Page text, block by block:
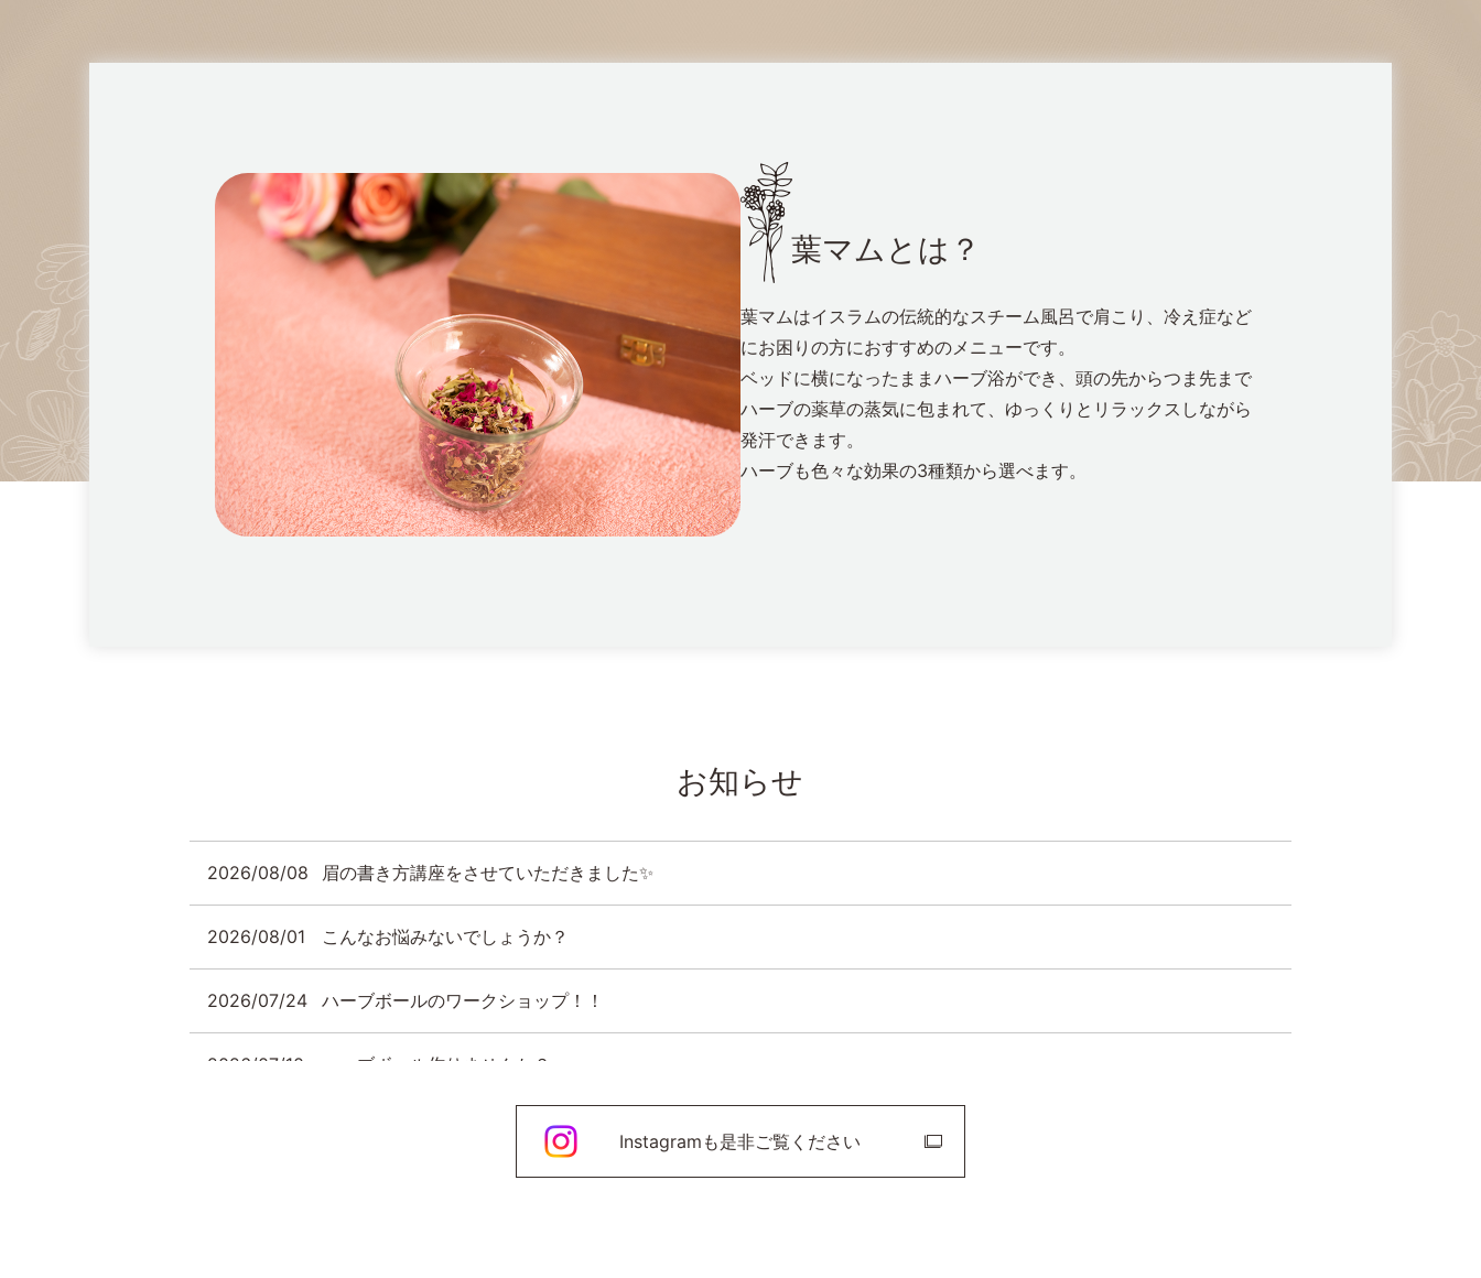
葉マムとは？
葉マムはイスラムの伝統的なスチーム風呂で肩こり、冷え症など
にお困りの方におすすめのメニューです。
ベッドに横になったままハーブ浴ができ、頭の先からつま先まで
ハーブの薬草の蒸気に包まれて、ゆっくりとリラックスしながら
発汗できます。
ハーブも色々な効果の3種類から選べます。
お知らせ
2026/08/08 眉の書き方講座をさせていただきました✨
2026/08/01 こんなお悩みないでしょうか？
2026/07/24 ハーブボールのワークショップ！！
2026/07/10 ハーブボール作りませんか？
Instagramも是非ご覧ください